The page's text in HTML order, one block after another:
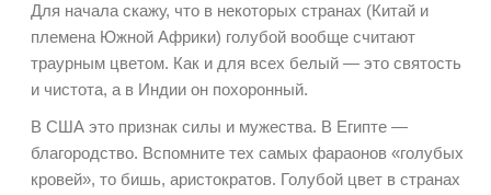
Для начала скажу, что в некоторых странах (Китай и
племена Южной Африки) голубой вообще считают
траурным цветом. Как и для всех белый — это святость
и чистота, а в Индии он похоронный.
В США это признак силы и мужества. В Египте —
благородство. Вспомните тех самых фараонов «голубых
кровей», то бишь, аристократов. Голубой цвет в странах